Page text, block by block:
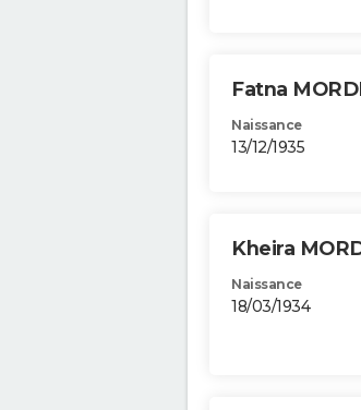
Fatna
Naissance
13/12/1935
Kheira
Naissance
18/03/1934